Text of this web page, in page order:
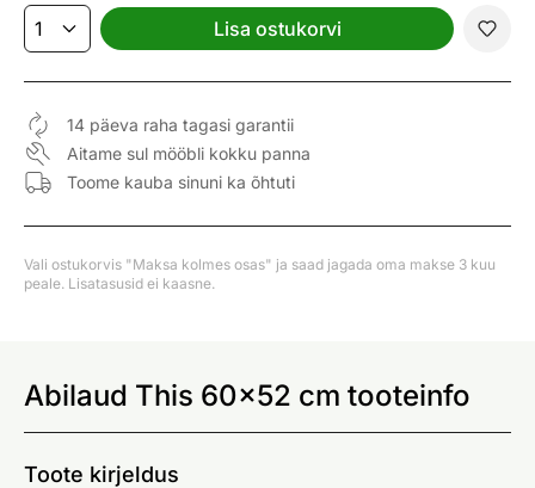
Lisa ostukorvi
14 päeva raha tagasi garantii
Aitame sul mööbli kokku panna
Toome kauba sinuni ka õhtuti
Vali ostukorvis "Maksa kolmes osas" ja saad jagada oma makse 3 kuu
peale. Lisatasusid ei kaasne.
Abilaud This 60x52 cm tooteinfo
Toote kirjeldus